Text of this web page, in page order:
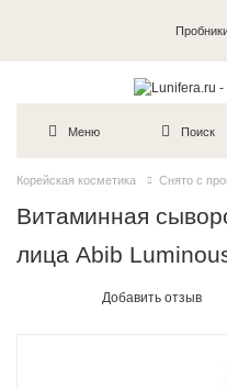
Меню Поиск
Корейская косметика Снято с
Витаминная
лица Abib
Добавить отзыв